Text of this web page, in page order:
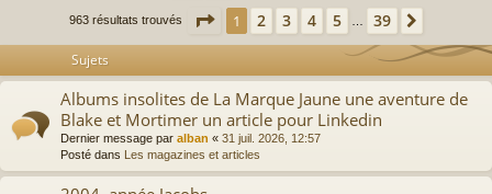
h
e
963 résultats trouvés Page 1 sur 39
1 2 3 4 5 39
Sujets
Albums insolites de La Marque Jaune une aventure de
Blake et Mortimer un article pour Linkedin
Dernier message par alban « 31 juil. 2026, 12:57
Posté dans Les magazines et articles